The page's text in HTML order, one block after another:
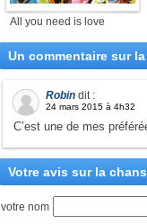
All you need is love
Un commentaire sur
Robin dit :
24 mars 2015 à 4h32
C’est une de mes
Votre avis sur la
votre nom